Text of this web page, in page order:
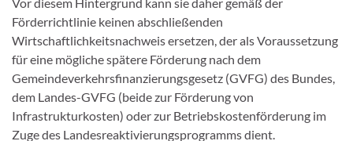
Förderrichtlinie keinen abschließenden
Wirtschaftlichkeitsnachweis ersetzen, der als Voraussetzung
für eine mögliche spätere Förderung nach dem
Gemeindeverkehrsfinanzierungsgesetz (GVFG) des Bundes,
dem Landes-GVFG (beide zur Förderung von
Infrastrukturkosten) oder zur Betriebskostenförderung im
Zuge des Landesreaktivierungsprogramms dient.